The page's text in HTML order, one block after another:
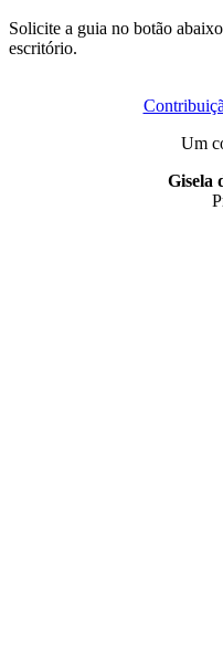
Solicite a guia no botão
escritório.
Um
Gisela